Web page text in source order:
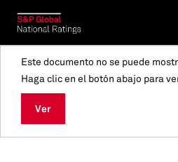
Este documento no se puede
Haga clic en el botón abajo para
Ver